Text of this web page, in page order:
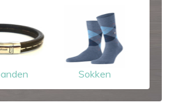
Sokken